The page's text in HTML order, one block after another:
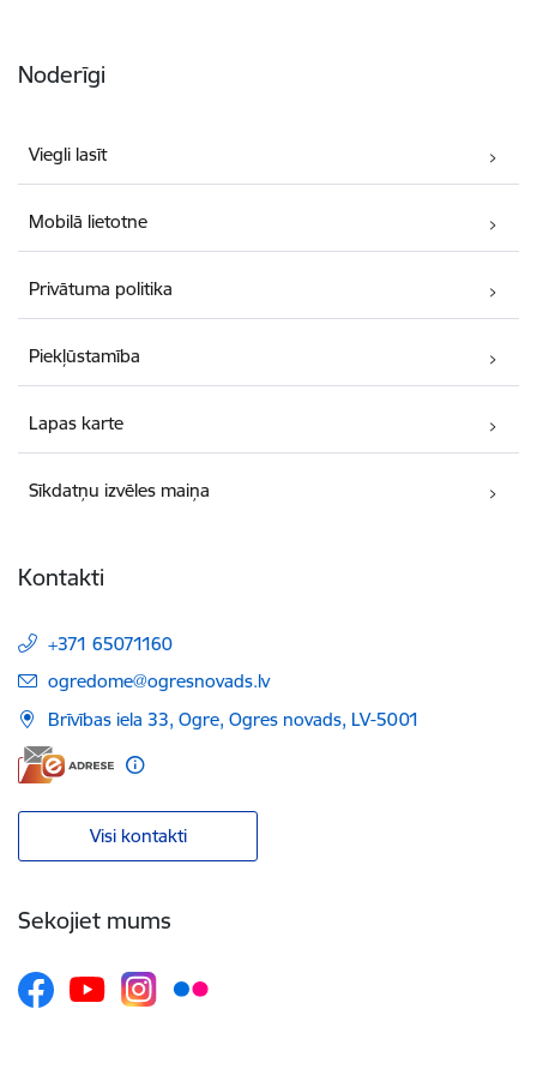
Noderīgi
Viegli lasīt
Mobilā lietotne
Privātuma politika
Piekļūstamība
Lapas karte
Sīkdatņu izvēles maiņa
Kontakti
+371 65071160
E-pasts:
ogredome@ogresnovads.lv
Brīvības iela 33, Ogre, Ogres novads, LV-5001
Visi kontakti
Sekojiet mums